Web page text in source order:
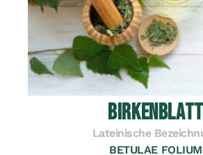
BIRKENBLATT
Lateinische
BETULAE FOLIUM